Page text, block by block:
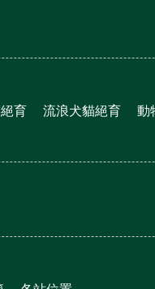
育 流浪犬貓絕育 動